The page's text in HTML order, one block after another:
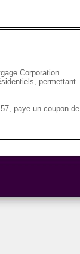
Corporation
permettant
paye un coupon de